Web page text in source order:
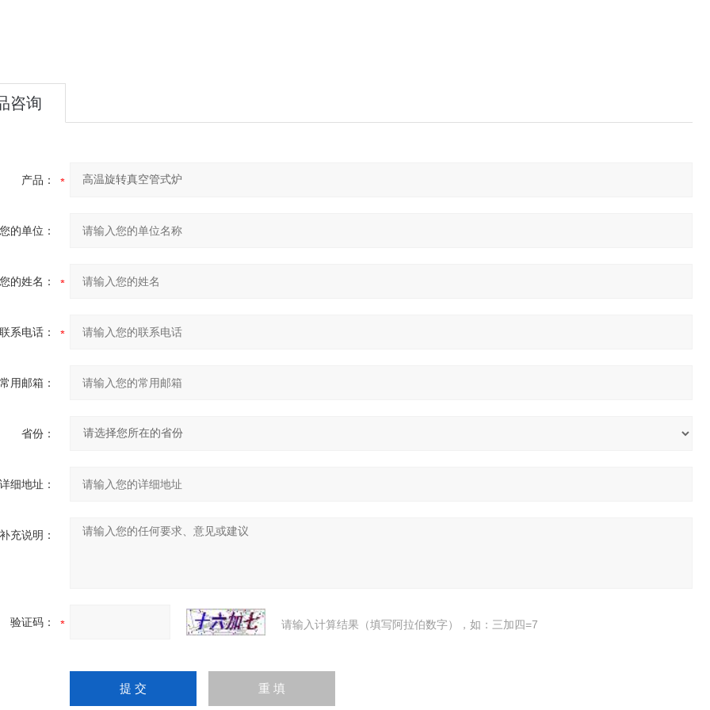
咨询
产品：
您的单位：
您的姓名：
联系电话：
常用邮箱：
省份：
详细地址：
补充说明：
验证码： 请输入计算结果（填写阿拉伯数字），如：三加四=7